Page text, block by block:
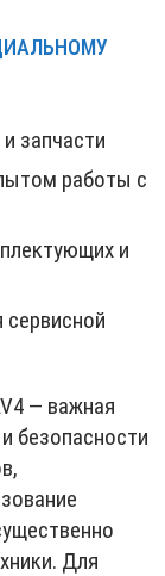
запчасти
работы с
и
сервисной
— важная
безопасности
Для